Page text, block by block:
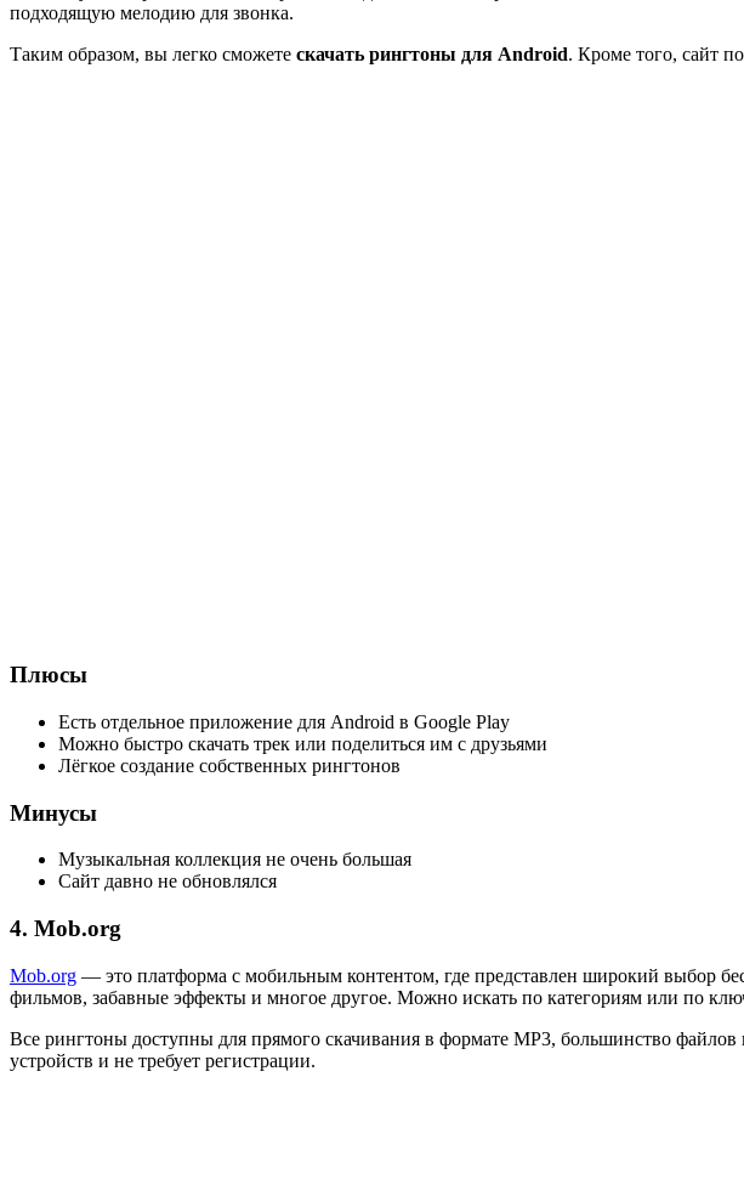
подходящую мелодию для звонка.
Таким образом, вы легко сможете скачать рингтоны для Android. Кроме того, сайт
Плюсы
Есть отдельное приложение для Android в Google Play
Можно быстро скачать трек или поделиться им с друзьями
Лёгкое создание собственных рингтонов
Минусы
Музыкальная коллекция не очень большая
Сайт давно не обновлялся
4. Mob.org
Mob.org — это платформа с мобильным контентом, где представлен широкий выбор
фильмов, забавные эффекты и многое другое. Можно искать по категориям или по
Все рингтоны доступны для прямого скачивания в формате MP3, большинство
устройств и не требует регистрации.